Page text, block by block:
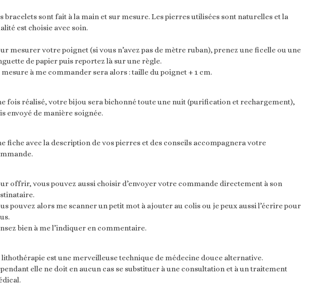
bracelets sont fait à la main et sur mesure. Les pierres utilisées sont naturelles et la
est choisie avec soin.
mesurer votre poignet (si vous n’avez pas de mètre ruban), prenez une ficelle ou une
de papier puis reportez là sur une règle.
mesure à me commander sera alors : taille du poignet + 1 cm.
fois réalisé, votre bijou sera bichonné toute une nuit (purification et rechargement),
envoyé de manière soignée.
fiche avec la description de vos pierres et des conseils accompagnera votre
offrir, vous pouvez aussi choisir d’envoyer votre commande directement à son
pouvez alors me scanner un petit mot à ajouter au colis ou je peux aussi l’écrire pour
bien à me l’indiquer en commentaire.
lithothérapie est une merveilleuse technique de médecine douce alternative.
elle ne doit en aucun cas se substituer à une consultation et à un traitement